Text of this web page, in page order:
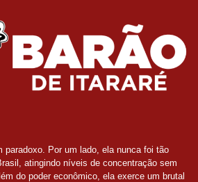
paradoxo. Por um lado, ela nunca foi tão
atingindo níveis de concentração sem
do poder econômico, ela exerce um brutal